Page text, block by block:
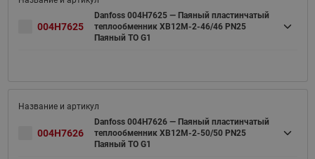
004H7625
Danfoss 004H7625 — Паяный пластинчатый
теплообменник XB12M-2-46/46 PN25
Паяный ТО G1
004H7626
Danfoss 004H7626 — Паяный пластинчатый
теплообменник XB12M-2-50/50 PN25
Паяный ТО G1